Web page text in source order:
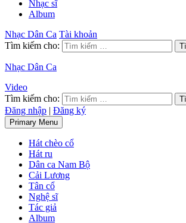
Nhạc sĩ
Album
Nhạc Dân Ca Tài khoản
Tìm kiếm cho:
Nhạc Dân Ca
Video
Tìm kiếm cho:
Đăng nhập | Đăng ký
Primary Menu
Hát chèo cổ
Hát ru
Dân ca Nam Bộ
Cải Lương
Tân cổ
Nghệ sĩ
Tác giả
Album